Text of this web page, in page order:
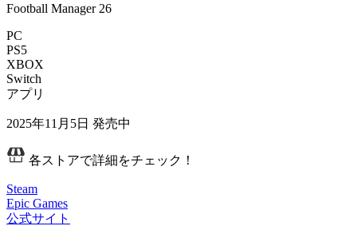
Football Manager 26
PC
PS5
XBOX
Switch
アプリ
2025年11月5日 発売中
各ストアで詳細をチェック！
Steam
Epic Games
公式サイト